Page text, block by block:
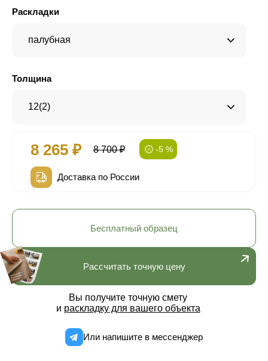
Раскладки
палубная
Толщина
12(2)
8 265 ₽ 8 700 ₽ -5 %
Доставка по России
Рассчитать точную цену
Вы получите точную смету
и раскладку для вашего объекта
Или напишите в мессенджер
Бесплатный образец